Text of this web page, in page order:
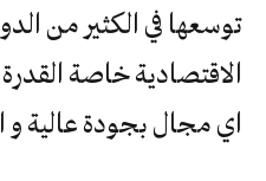
توسعها في الكثير من
الاقتصادية خاصة
اي مجال بجودة عالية و